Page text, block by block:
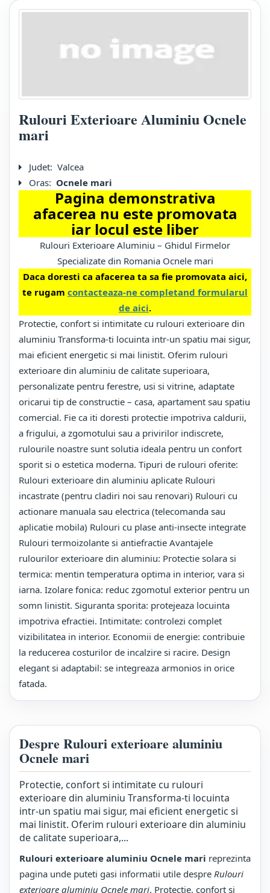
Rulouri Exterioare Aluminiu Ocnele
mari
Judet: Valcea
Oras: Ocnele mari
Pagina demonstrativa
afacerea nu este promovata
iar locul este liber
Rulouri Exterioare Aluminiu – Ghidul Firmelor
Specializate din Romania Ocnele mari
Daca doresti ca afacerea ta sa fie promovata aici,
te rugam contacteaza-ne completand formularul
de aici.
Protectie, confort si intimitate cu rulouri exterioare din
aluminiu Transforma-ti locuinta intr-un spatiu mai sigur,
mai eficient energetic si mai linistit. Oferim rulouri
exterioare din aluminiu de calitate superioara,
personalizate pentru ferestre, usi si vitrine, adaptate
oricarui tip de constructie – casa, apartament sau spatiu
comercial. Fie ca iti doresti protectie impotriva caldurii,
a frigului, a zgomotului sau a privirilor indiscrete,
rulourile noastre sunt solutia ideala pentru un confort
sporit si o estetica moderna. Tipuri de rulouri oferite:
Rulouri exterioare din aluminiu aplicate Rulouri
incastrate (pentru cladiri noi sau renovari) Rulouri cu
actionare manuala sau electrica (telecomanda sau
aplicatie mobila) Rulouri cu plase anti-insecte integrate
Rulouri termoizolante si antiefractie Avantajele
rulourilor exterioare din aluminiu: Protectie solara si
termica: mentin temperatura optima in interior, vara si
iarna. Izolare fonica: reduc zgomotul exterior pentru un
somn linistit. Siguranta sporita: protejeaza locuinta
impotriva efractiei. Intimitate: controlezi complet
vizibilitatea in interior. Economii de energie: contribuie
la reducerea costurilor de incalzire si racire. Design
elegant si adaptabil: se integreaza armonios in orice
fatada.
Despre Rulouri exterioare aluminiu
Ocnele mari
Protectie, confort si intimitate cu rulouri
exterioare din aluminiu Transforma-ti locuinta
intr-un spatiu mai sigur, mai eficient energetic si
mai linistit. Oferim rulouri exterioare din aluminiu
de calitate superioara,...
Rulouri exterioare aluminiu Ocnele mari reprezinta
pagina unde puteti gasi informatii utile despre Rulouri
exterioare aluminiu Ocnele mari. Protectie, confort si